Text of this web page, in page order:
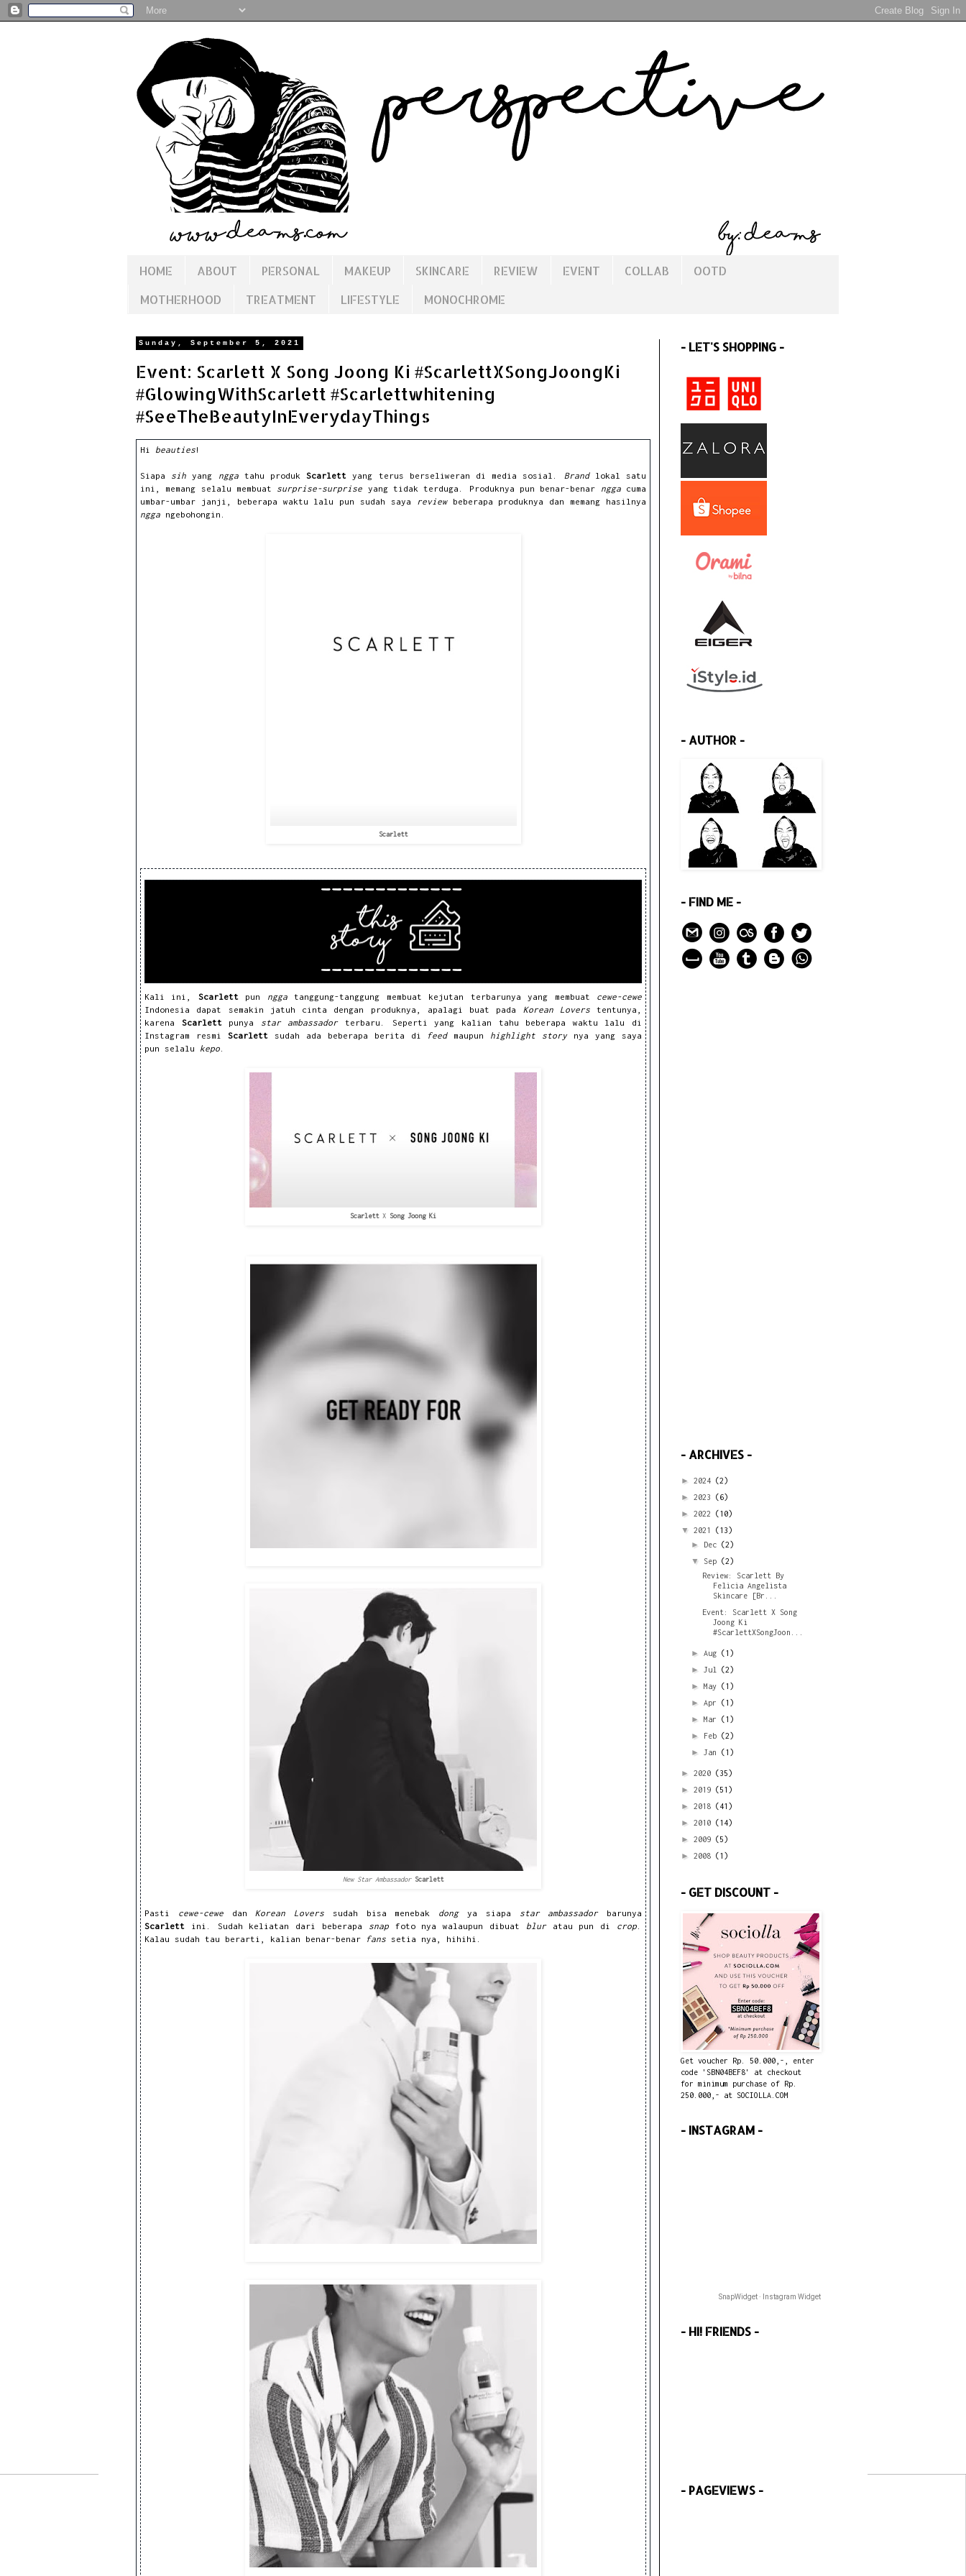
HOME ABOUT PERSONAL MAKEUP SKINCARE REVIEW EVENT COLLAB
OOTD
MOTHERHOOD
TREATMENT LIFESTYLE MONOCHROME
Sunday, September 5, 2021
Event: Scarlett X Song Joong Ki #ScarlettXSongJoongKi
#GlowingWithScarlett #Scarlettwhitening
#SeeTheBeautyInEverydayThings
Hi beauties!
Siapa sihyang ngga tahu produkScarlett yang terus berseliweran di media sosial. Brand lokal satu
ini, memang selalu
membuat surprise-surprise yang tidak terduga. Produknya pun benar-benar ngga cuma
umbar-umbar janji, beberapa waktu lalu pun sudah saya
review beberapa produknya dan memang hasilnya
ngga ngebohongin.
Scarlett
Kali ini, Scarlett pun nggatanggung-tanggung membuat kejutan terbarunya yang membuat cewe-cewe
Indonesia dapat semakin jatuh cinta dengan produknya, apalagi buat pada Korean Loverstentunya,
karena Scarlettpunya star ambassadorterbaru. Seperti yang kalian tahu beberapa waktu lalu di
Instagram resmi Scarlettsudah ada beberapa berita di feedmaupun highlight story nya yang saya
pun selalu kepo.
ScarlettX Song Joong Ki
New Star Ambassador Scarlett
Pasti cewe-cewedanKorean Lovers sudah bisa menebak dongya siapa star ambassador barunya
Scarlett ini. Sudah keliatan dari beberapa snap foto nya walaupun dibuat blur atau pun di crop.
Kalau sudah tau berarti, kalian benar-benar
fans setia nya, hihihi.
- LET'S SHOPPING -
- AUTHOR -
- FIND ME -
- ARCHIVES -
► 2024 (2)
► 2023 (6)
► 2022 (10)
▼ 2021 (13)
► Dec (2)
▼ Sep (2)
Review: Scarlett By
Felicia Angelista
Skincare [Br...
Event: Scarlett X Song
Joong Ki
#ScarlettXSongJoon...
►Aug (1)
►Jul (2)
►May (1)
►Apr (1)
►Mar (1)
► Feb (2)
►Jan (1)
► 2020 (35)
► 2019 (51)
► 2018 (41)
► 2010 (14)
► 2009 (5)
► 2008 (1)
- GET DISCOUNT -
Get voucher Rp. 50.000,-, enter
code 'SBN04BEF8' at checkout
for minimum purchase of Rp.
250.000,- at SOCIOLLA.COM
- INSTAGRAM -
SnapWidget · Instagram Widget
- HI! FRIENDS -
- PAGEVIEWS -